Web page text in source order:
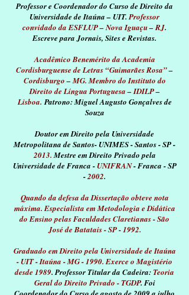
Professor e Coordenador do Curso de Direito da
Universidade de Itaúna – UIT.Professor
convidado da ESFLUP – Nova Iguaçu – RJ.
Escreve para Jornais, Sites e Revistas.
Acadêmico Benemérito da Academia
Cordisburguense de Letras “Guimarães Rosa” –
Cordisburgo – MG. Membro do Instituto do
Direito de LínguaPortuguesa – IDILP –
Lisboa.Patrono: Miguel Augusto Gonçalves de
Souza
Doutor em Direito pela Universidade
Metropolitana de Santos- UNIMES - Santos - SP -
2013.Mestre em Direito Privado pela
Universidade de Franca -UNIFRAN- Franca - SP
-2002.
Quando da defesa da Dissertação obteve nota
máxima. Especialista emMetodologia e Didática
do Ensino pelas Faculdades Claretianas -São
José de Batatais - SP - 1992.
Graduado em Direito pela Universidade de Itaúna
- UIT - Itaúna - MG - 1990.Exerce o Magistério
desde 1989. Professor Titular da Cadeira:Teoria
Geral do Direito Privado - TGDP. Foi